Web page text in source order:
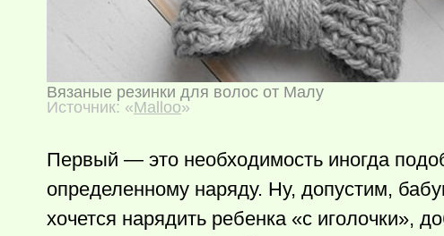
Вязаные резинки для волос от Малу
Источник: «Malloo»
Первый — это необходимость иногда
определенному наряду. Ну, допустим,
хочется нарядить ребенка «с иголочки»,